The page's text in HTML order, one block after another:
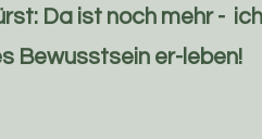
Da ist noch mehr - ich
Bewusstsein er-leben!